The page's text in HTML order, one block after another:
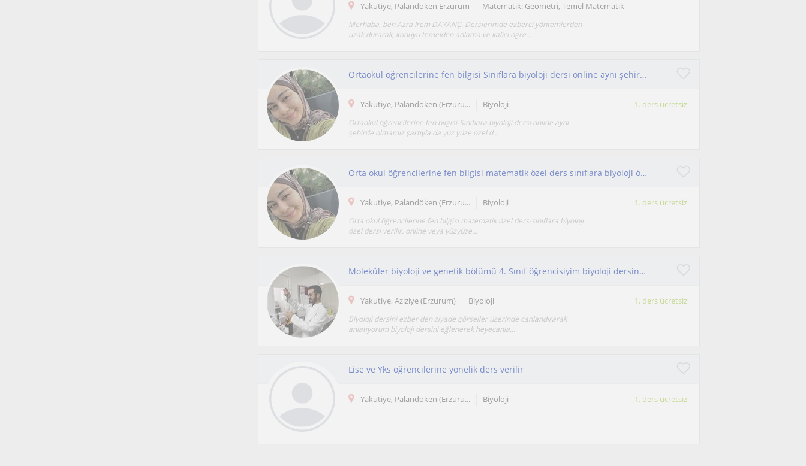
Yakutiye, Palandöken Erzurum Matematik: Geometri, Temel Matematik
Merhaba, ben Azra Irem DAYANÇ. Derslerimde ezberci yöntemlerden
uzak durarak, konuyu temelden anlama ve kalici ögre...
Ortaokul öğrencilerine fen bilgisi Sınıflara biyoloji dersi online aynı şehirde olmamız şartıyla da yüz yüze özel ders
Yakutiye, Palandöken (Erzuru... Biyoloji 1. ders ücretsiz
Ortaokul öğrencilerine fen bilgisi-Sınıflara biyoloji dersi online aynı
şehirde olmamız şartıyla da yüz yüze özel d...
Orta okul öğrencilerine fen bilgisi matematik özel ders sınıflara biyoloji özel dersi verilir. online veya yüzyüze…
Yakutiye, Palandöken (Erzuru... Biyoloji 1. ders ücretsiz
Orta okul öğrencilerine fen bilgisi matematik özel ders-sınıflara biyoloji
özel dersi verilir. online veya yüzyüze…
Moleküler biyoloji ve genetik bölümü 4. Sınıf öğrencisiyim biyoloji dersinde uygun fiyatla sizlere yardımcı olabilirim
Yakutiye, Aziziye (Erzurum) Biyoloji 1. ders ücretsiz
Biyoloji dersini ezber den ziyade görseller üzerinde canlandırarak
anlatıyorum biyoloji dersini eğlenerek heyecanla...
Lise ve Yks öğrencilerine yönelik ders verilir
Yakutiye, Palandöken (Erzuru... Biyoloji 1. ders ücretsiz